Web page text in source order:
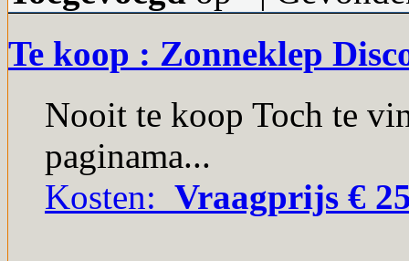
Te koop : Zonneklep
Nooit te koop Toch te
paginama...
Kosten: Vraagprijs €